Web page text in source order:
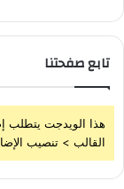
تابع صفحتنا
هذا الويدجت يتطلب
القالب > تنصيب